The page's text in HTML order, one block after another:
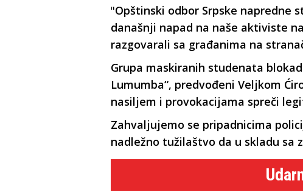
"Opštinski odbor Srpske napredne
današnji napad na naše aktiviste
razgovarali sa građanima na
Grupa maskiranih studenata
Lumumba“, predvođeni Veljkom
nasiljem i provokacijama spreči
Zahvaljujemo se pripadnicima
nadležno tužilaštvo da u skladu sa